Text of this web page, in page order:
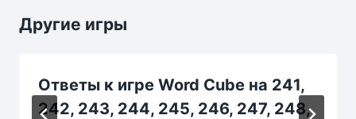
Другие игры
Ответы к игре Word Cube на 241,
242, 243, 244, 245, 246, 247, 248,